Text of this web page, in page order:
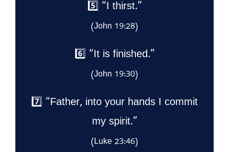
5️⃣ “I thirst.”
(John 19:28)
6️⃣ “It is finished.”
(John 19:30)
7️⃣ “Father, into your hands I commit
my spirit.”
(Luke 23:46)